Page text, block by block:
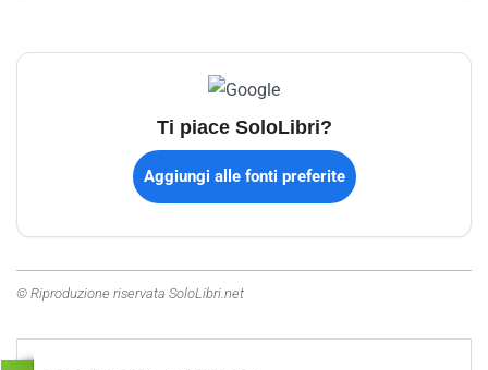
Ti piace SoloLibri?
Aggiungi alle fonti preferite
© Riproduzione riservata SoloLibri.net